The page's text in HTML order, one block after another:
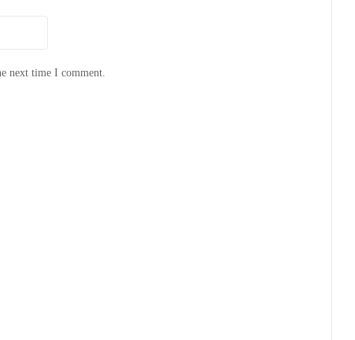
next time I comment.